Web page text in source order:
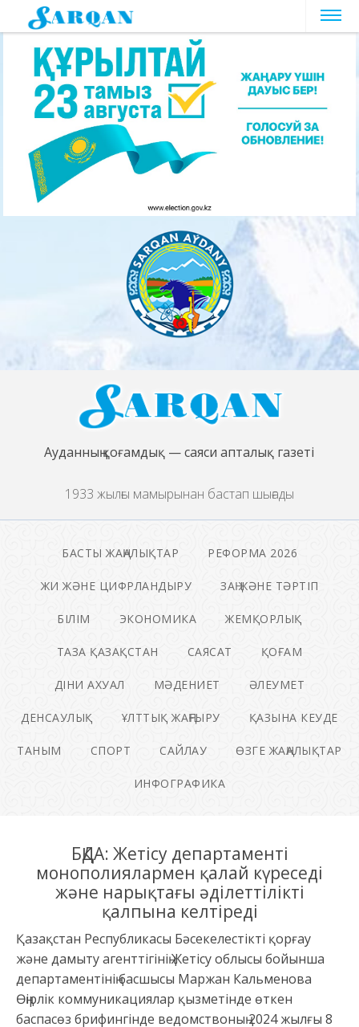
Ауданның қоғамдық — саяси апталық газеті
1933 жылғы мамырынан бастап шығады
БАСТЫ ЖАҢАЛЫҚТАР РЕФОРМА 2026
ЖИ ЖӘНЕ ЦИФРЛАНДЫРУ ЗАҢ ЖӘНЕ ТӘРТІП
БІЛІМ ЭКОНОМИКА ЖЕМҚОРЛЫҚ
ТАЗА ҚАЗАҚСТАН САЯСАТ ҚОҒАМ
ДІНИ АХУАЛ МӘДЕНИЕТ ӘЛЕУМЕТ
ДЕНСАУЛЫҚ ҰЛТТЫҚ ЖАҢҒЫРУ ҚАЗЫНА КЕУДЕ
ТАНЫМ СПОРТ САЙЛАУ ӨЗГЕ ЖАҢАЛЫҚТАР
ИНФОГРАФИКА
БҚДА: Жетісу департаменті
монополиялармен қалай күреседі
және нарықтағы әділеттілікті
қалпына келтіреді
Қазақстан Республикасы Бәсекелестікті қорғау
және дамыту агенттігінің Жетісу облысы бойынша
департаментінің басшысы Маржан Кальменова
Өңірлік коммуникациялар қызметінде өткен
баспасөз брифингінде ведомствоның 2024 жылғы 8